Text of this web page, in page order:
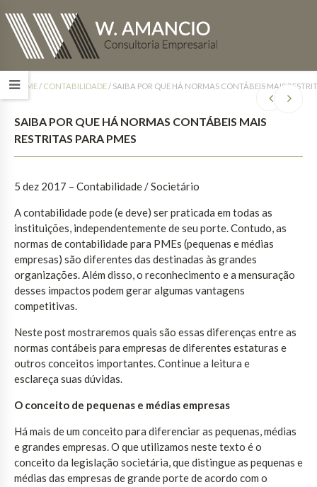
HOME/ CONTABILIDADE/ SAIBA POR QUE HÁ NORMAS CONTÁBEIS MAIS
SAIBA POR QUE HÁ NORMAS CONTÁBEIS MAIS
RESTRITAS PARA PMES
5 dez 2017 – Contabilidade / Societário
A contabilidade pode (e deve) ser praticada em todas as
instituições, independentemente de seu porte. Contudo, as
normas de contabilidade para PMEs (pequenas e médias
empresas) são diferentes das destinadas às grandes
organizações. Além disso, o reconhecimento e a mensuração
desses impactos podem gerar algumas vantagens
competitivas.
Neste post mostraremos quais são essas diferenças entre as
normas contábeis para empresas de diferentes estaturas e
outros conceitos importantes. Continue a leitura e
esclareça suas dúvidas.
O conceito de pequenas e médias empresas
Há mais de um conceito para diferenciar as pequenas, médias
e grandes empresas. O que utilizamos neste texto é o
conceito da legislação societária, que distingue as pequenas e
médias das empresas de grande porte de acordo com o